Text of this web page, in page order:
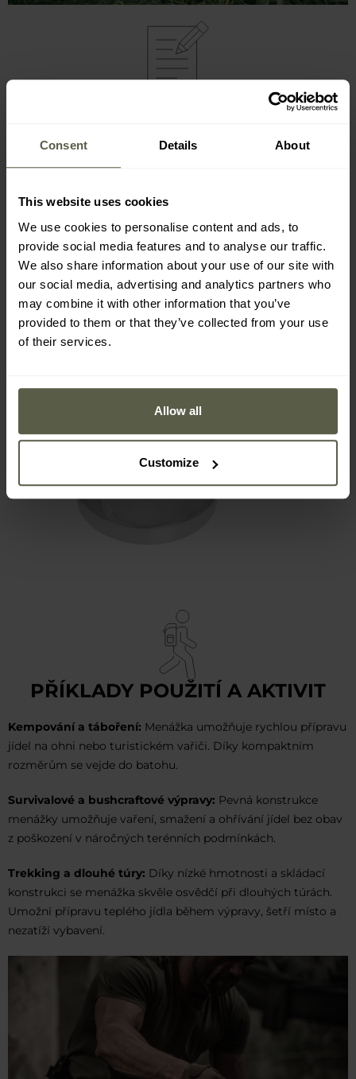
Consent Details About
This website uses cookies
We use cookies to personalise content and ads, to
provide social media features and to analyse our traffic.
We also share information about your use of our site with
our social media, advertising and analytics partners who
may combine it with other information that you’ve
provided to them or that they’ve collected from your use
of their services.
Allow all
Customize
NEJDŮLEŽITĚJŠÍ VLASTNOSTI
skládací konstrukce
praktické držadlo
PŘÍKLADY POUŽITÍ A AKTIVIT
Kempování a táboření: Menážka umožňuje rychlou přípravu
jídel na ohni nebo turistickém vařiči. Díky kompaktním
rozměrům se vejde do batohu.
Survivalové a bushcraftové výpravy: Pevná konstrukce
menážky umožňuje vaření, smažení a ohřívání jídel bez obav
z poškození v náročných terénních podmínkách.
Trekking a dlouhé túry: Díky nízké hmotnosti a skládací
konstrukci se menážka skvěle osvědčí při dlouhých túrách.
Umožní přípravu teplého jídla během výpravy, šetří místo a
nezatíží vybavení.